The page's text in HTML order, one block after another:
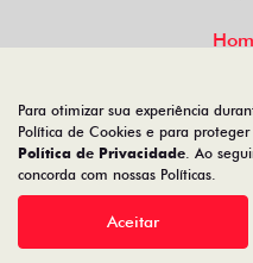
Desacelere.
22.204.101/0001-17
Para otimizar sua experiência
Política de Cookies e para
Política de Privacidade. Ao
concorda com nossas Políticas.
Aceitar